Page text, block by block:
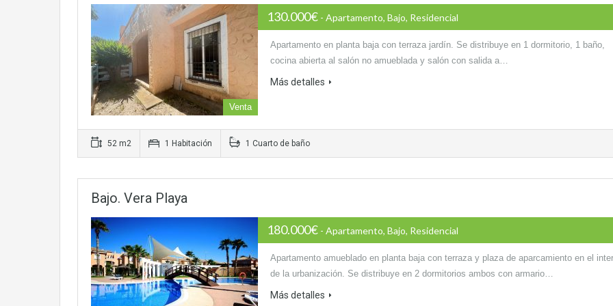
Venta
130.000€ - Apartamento, Bajo, Residencial
Apartamento en planta baja con terraza jardín. Se distribuye en 1 dormitorio, 1 baño,
cocina abierta al salón no amueblada y salón con salida a…
Más detalles
52 m2 1 Habitación 1 Cuarto de baño
Bajo. Vera Playa
180.000€ - Apartamento, Bajo, Residencial
Apartamento amueblado en planta baja con terraza y plaza de aparcamiento en el
de la urbanización. Se distribuye en 2 dormitorios ambos con armario…
Más detalles